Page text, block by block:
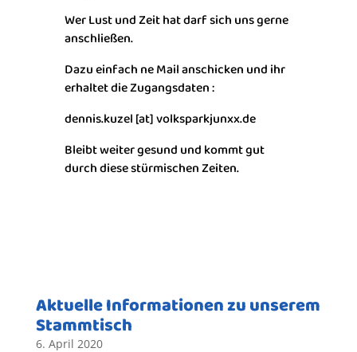
Wer Lust und Zeit hat darf sich uns gerne
anschließen.
Dazu einfach ne Mail anschicken und ihr
erhaltet die Zugangsdaten :
dennis.kuzel [at] volksparkjunxx.de
Bleibt weiter gesund und kommt gut
durch diese stürmischen Zeiten.
Aktuelle Informationen zu unserem
Stammtisch
6. April 2020